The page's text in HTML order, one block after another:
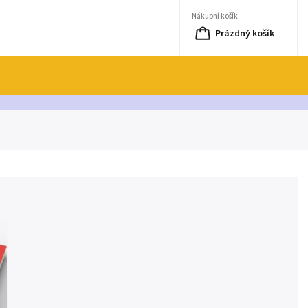
Nákupní košík
Prázdný košík